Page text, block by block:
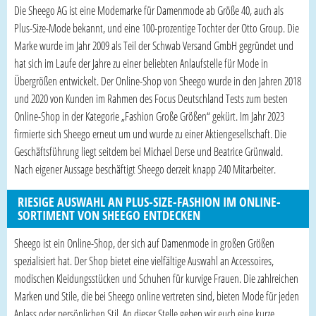
Die Sheego AG ist eine Modemarke für Damenmode ab Größe 40, auch als
Plus-Size-Mode bekannt, und eine 100-prozentige Tochter der Otto Group. Die
Marke wurde im Jahr 2009 als Teil der Schwab Versand GmbH gegründet und
hat sich im Laufe der Jahre zu einer beliebten Anlaufstelle für Mode in
Übergrößen entwickelt. Der Online-Shop von Sheego wurde in den Jahren 2018
und 2020 von Kunden im Rahmen des Focus Deutschland Tests zum besten
Online-Shop in der Kategorie „Fashion Große Größen“ gekürt. Im Jahr 2023
firmierte sich Sheego erneut um und wurde zu einer Aktiengesellschaft. Die
Geschäftsführung liegt seitdem bei Michael Derse und Beatrice Grünwald.
Nach eigener Aussage beschäftigt Sheego derzeit knapp 240 Mitarbeiter.
RIESIGE AUSWAHL AN PLUS-SIZE-FASHION IM ONLINE-
SORTIMENT VON SHEEGO ENTDECKEN
Sheego ist ein Online-Shop, der sich auf Damenmode in großen Größen
spezialisiert hat. Der Shop bietet eine vielfältige Auswahl an Accessoires,
modischen Kleidungsstücken und Schuhen für kurvige Frauen. Die zahlreichen
Marken und Stile, die bei Sheego online vertreten sind, bieten Mode für jeden